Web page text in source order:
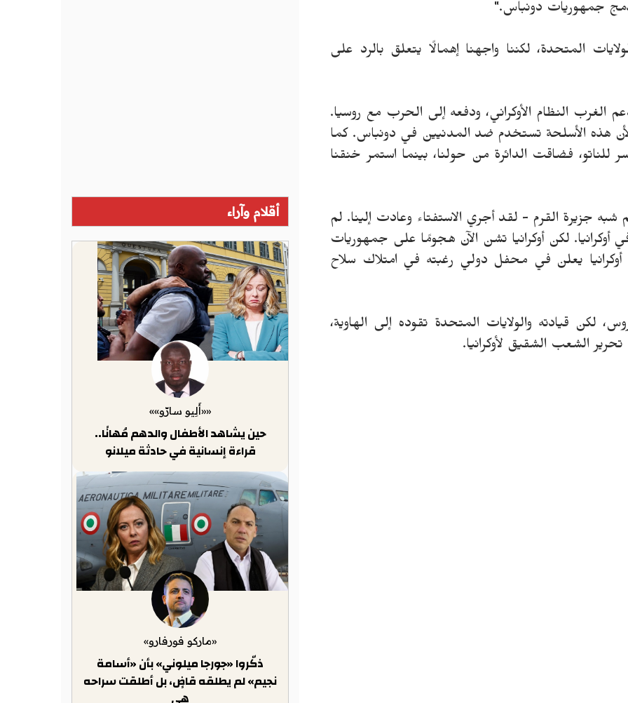
دمج جمهوريات دونباس."
المتحدة، لكننا واجهنا إهمالًا يتعلق بالرد على
الغرب النظام الأوكراني، ودفعه إلى الحرب مع روسيا.
هذه الأسلحة تستخدم ضد المدنيين في دونباس. كما
فضاقت الدائرة من حولنا، بينما استمر خنقنا
جزيرة القرم - لقد أجري الاستفتاء وعادت إلينا. لم
لكن أوكرانيا تشن الآن هجومًا على جمهوريات
يعلن في محفل دولي رغبته في امتلاك سلاح
لكن قيادته والولايات المتحدة تقوده إلى الهاوية،
الشعب الشقيق لأوكرانيا.
أقلام وآراء
««أَلِيو سارّو»»
حين يشاهد الأطفال والدهم مُهانًا..
قراءة إنسانية في حادثة ميلانو
«ماركو فورفارو»
ذكّروا «جورجا ميلوني» بأن «أسامة
نجيم» لم يطلقه قاضٍ، بل أطلقت سراحه
هي